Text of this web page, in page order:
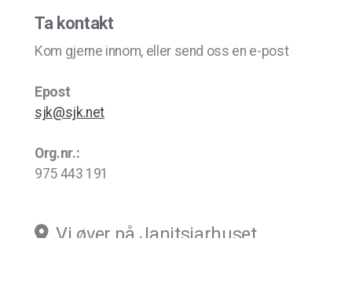
Ta kontakt
Kom gjerne innom, eller send oss en e-post
Epost
sjk@sjk.net
Org.nr.:
975 443 191
Vi øver på Janitsjarhuset